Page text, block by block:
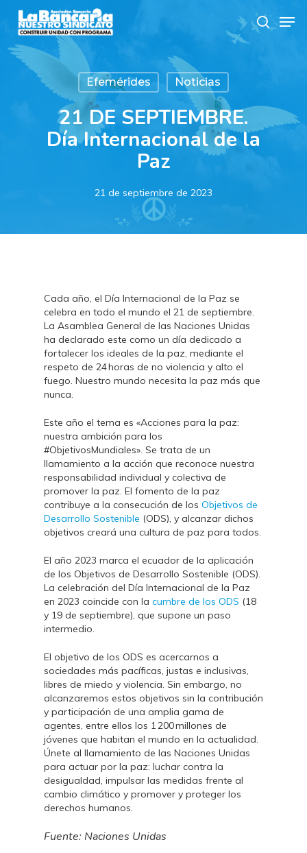
main
content
search
Efemérides Noticias
21 DE SEPTIEMBRE.
Día Internacional de la
Paz
21 de septiembre de 2023
Cada año, el Día Internacional de la Paz se
celebra en todo el mundo el 21 de septiembre.
La Asamblea General de las Naciones Unidas
ha declarado este como un día dedicado a
fortalecer los ideales de la paz, mediante el
respeto de 24 horas de no violencia y alto el
fuego. Nuestro mundo necesita la paz más que
nunca.
Este año el tema es «Acciones para la paz:
nuestra ambición para los
#ObjetivosMundiales». Se trata de un
llamamiento a la acción que reconoce nuestra
responsabilidad individual y colectiva de
promover la paz. El fomento de la paz
contribuye a la consecución de los Objetivos de
Desarrollo Sostenible (ODS), y alcanzar dichos
objetivos creará una cultura de paz para todos.
El año 2023 marca el ecuador de la aplicación
de los Objetivos de Desarrollo Sostenible (ODS).
La celebración del Día Internacional de la Paz
en 2023 coincide con la cumbre de los ODS (18
y 19 de septiembre), que supone un paso
intermedio.
El objetivo de los ODS es acercarnos a
sociedades más pacíficas, justas e inclusivas,
libres de miedo y violencia. Sin embargo, no
alcanzaremos estos objetivos sin la contribución
y participación de una amplia gama de
agentes, entre ellos los 1 200 millones de
jóvenes que habitan el mundo en la actualidad.
Únete al llamamiento de las Naciones Unidas
para actuar por la paz: luchar contra la
desigualdad, impulsar las medidas frente al
cambio climático y promover y proteger los
derechos humanos.
Fuente: Naciones Unidas